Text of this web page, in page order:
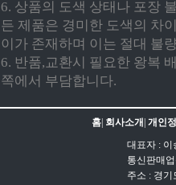
6. 상품의 도색 상태나 포장
든 제품은 경미한 도색의 차
이가 존재하며 이는 절대 불
6. 반품,교환시 필요한 왕복
쪽에서 부담합니다.
홈 회사소개 개인
대표자 : 이
통신판매
주소 : 경기